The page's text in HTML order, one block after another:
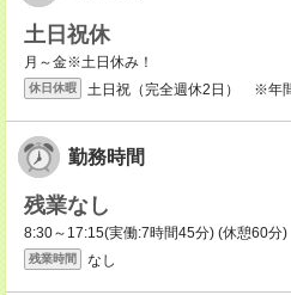
土日祝休
月～金※土日休み！
休日休暇 土日祝（完全週休2日） ※年
勤務時間
残業なし
8:30～17:15(実働:7時間45分) (休憩60
残業時間 なし